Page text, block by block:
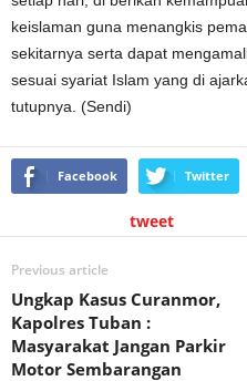
keislaman guna menangkis
sekitarnya serta dapat
sesuai syariat Islam yang di
tutupnya. (Sendi)
Facebook Twitter
tweet
Previous article
Ungkap Kasus Curanmor,
Kapolres Tuban :
Masyarakat Jangan Parkir
Motor Sembarangan